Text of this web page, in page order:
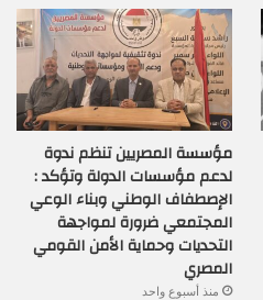
مؤسسة المصريين تنظم ندوة
لدعم مؤسسات الدولة وتؤكد :
الإصطفاف الوطني وبناء الوعي
المجتمعي ضرورة لمواجهة
التحديات وحماية الأمن القومي
المصري
منذ أسبوع واحد